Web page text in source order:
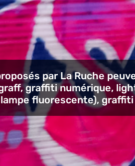
par La Ruche
graffiti numérique,
lampe fluorescente),